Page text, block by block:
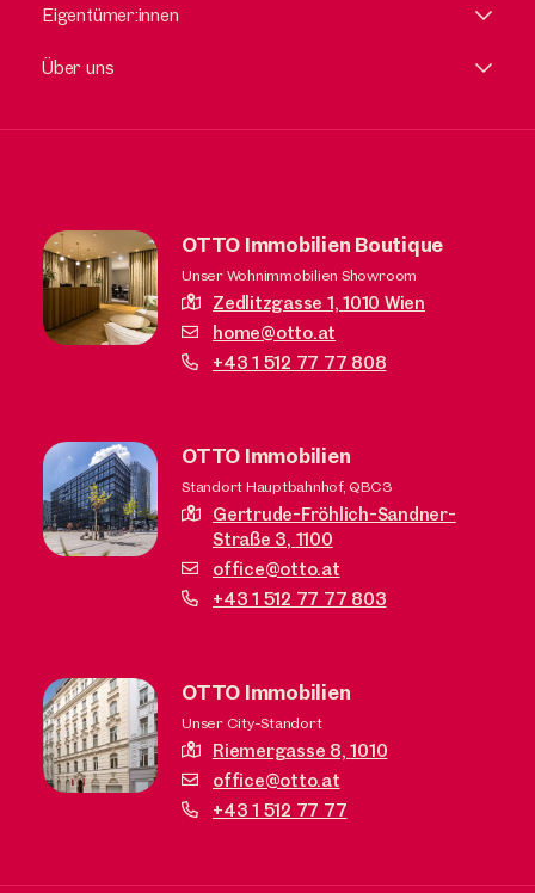
Eigentümer:innen
Über uns
OTTO Immobilien Boutique
Unser Wohnimmobilien Showroom
Zedlitzgasse 1,1010 Wien
home@otto.at
+43 1 512 77 77 808
OTTO Immobilien
Standort Hauptbahnhof, QBC3
Gertrude-Fröhlich-Sandner-
Straße 3, 1100
office@otto.at
+43 1 512 77 77 803
OTTO Immobilien
Unser City-Standort
Riemergasse 8,1010
office@otto.at
+43 1 512 77 77